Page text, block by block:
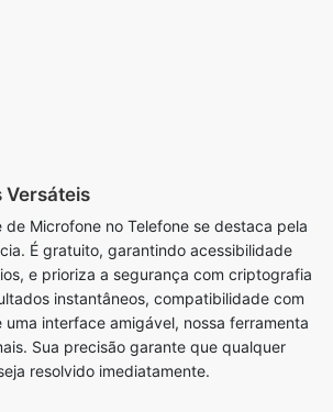
Versáteis
de Microfone no Telefone se destaca pela
É gratuito, garantindo acessibilidade
e prioriza a segurança com criptografia
instantâneos, compatibilidade com
interface amigável, nossa ferramenta
Sua precisão garante que qualquer
resolvido imediatamente.